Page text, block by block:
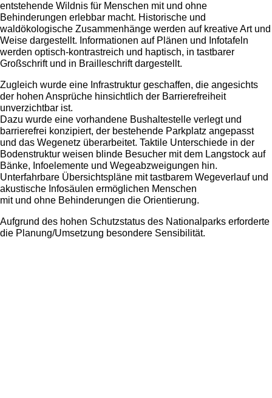
entstehende Wildnis für Menschen mit und ohne
Behinderungen erlebbar macht. Historische und
waldökologische Zusammenhänge werden auf kreative Art und
Weise dargestellt. Informationen auf Plänen und Infotafeln
werden optisch-kontrastreich und haptisch, in tastbarer
Großschrift und in Brailleschrift dargestellt.
Zugleich wurde eine Infrastruktur geschaffen, die angesichts
der hohen Ansprüche hinsichtlich der Barrierefreiheit
unverzichtbar ist.
Dazu wurde eine vorhandene Bushaltestelle verlegt und
barrierefrei konzipiert, der bestehende Parkplatz angepasst
und das Wegenetz überarbeitet. Taktile Unterschiede in der
Bodenstruktur weisen blinde Besucher mit dem Langstock auf
Bänke, Infoelemente und Wegeabzweigungen hin.
Unterfahrbare Übersichtspläne mit tastbarem Wegeverlauf und
akustische Infosäulen ermöglichen Menschen
mit und ohne Behinderungen die Orientierung.
Aufgrund des hohen Schutzstatus des Nationalparks erforderte
die Planung/Umsetzung besondere Sensibilität.